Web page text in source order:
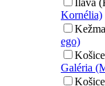
Kornélia)
ego)
Galéria